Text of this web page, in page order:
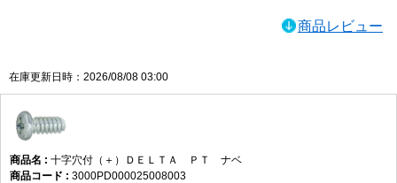
商品レビュー
在庫更新日時：2026/08/08 03:00
十字穴付（＋）ＤＥＬＴＡ ＰＴ ナベ
3000PD000025008003